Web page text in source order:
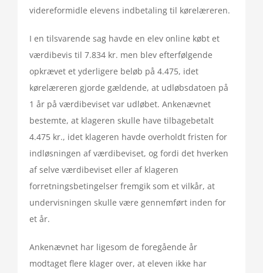
videreformidle elevens indbetaling til kørelæreren.
I en tilsvarende sag havde en elev online købt et
værdibevis til 7.834 kr. men blev efterfølgende
opkrævet et yderligere beløb på 4.475, idet
kørelæreren gjorde gældende, at udløbsdatoen på
1 år på værdibeviset var udløbet. Ankenævnet
bestemte, at klageren skulle have tilbagebetalt
4.475 kr., idet klageren havde overholdt fristen for
indløsningen af værdibeviset, og fordi det hverken
af selve værdibeviset eller af klageren
forretningsbetingelser fremgik som et vilkår, at
undervisningen skulle være gennemført inden for
et år.
Ankenævnet har ligesom de foregående år
modtaget flere klager over, at eleven ikke har